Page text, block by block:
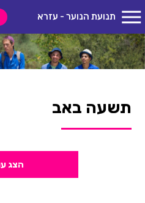
תנועת הנוער - עזרא
תשעה באב
הצג